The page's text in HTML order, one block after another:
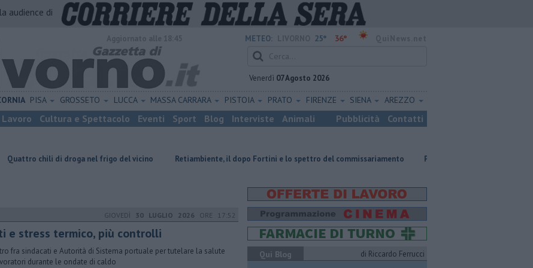
audience di
METEO: 25° 36°
Venerdì 07 Agosto 2026
PISA GROSSETO LUCCA MASSA CARRARA PISTOIA PRATO FIRENZE SIENA AREZZO
Lavoro Cultura e Spettacolo Eventi Sport Blog Interviste Animali Pubblicità Contatti
droga nel frigo del vicino Retiambiente, il dopo Fortini e lo spettro del commissariamento Parco eolico in mare, Confagricoltura contraria
GIOVEDÌ 30 LUGLIO 2026 ORE 17:52
e stress termico, più controlli
fra sindacati e Autorità di Sistema portuale per tutelare la salute
durante le ondate di caldo
Qui Blog di Riccardo Ferrucci